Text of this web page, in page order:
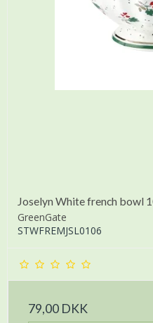
Joselyn White french bowl
GreenGate
STWFREMJSL0106
79,00 DKK